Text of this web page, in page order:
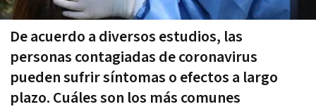
De acuerdo a diversos estudios, las
personas contagiadas de coronavirus
pueden sufrir síntomas o efectos a largo
plazo. Cuáles son los más comunes